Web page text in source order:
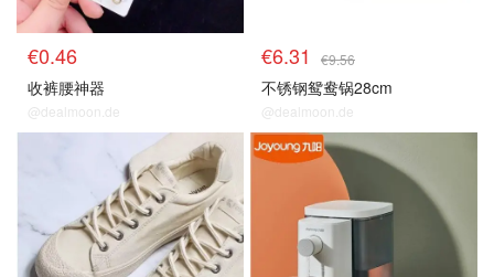
€0.46
收裤腰神器
@dealmoon.de
€6.31 €9.56
不锈钢鸳鸯锅28cm
@dealmoon.de